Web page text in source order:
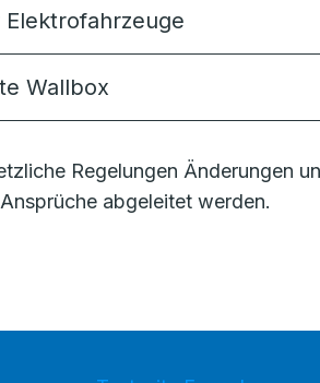
Wallbox
Regelungen Änderungen
abgeleitet werden.